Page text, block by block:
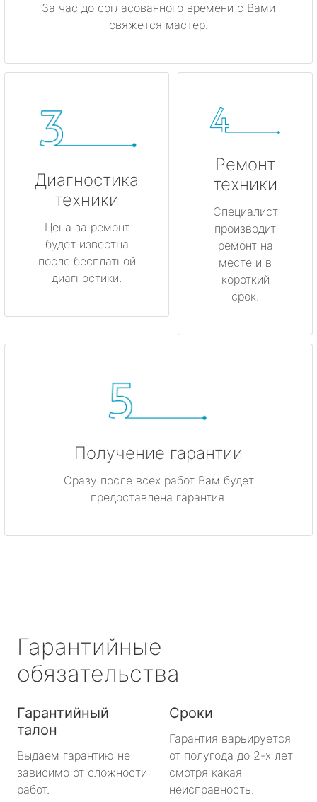
За час до согласованного времени с Вами
свяжется мастер.
Диагностика
техники
Цена за ремонт
будет известна
после бесплатной
диагностики.
Ремонт
техники
Специалист
производит
ремонт на
месте и в
короткий
срок.
Получение гарантии
Сразу после всех работ Вам будет
предоставлена гарантия.
Гарантийные
обязательства
Гарантийный
талон
Выдаем гарантию не
зависимо от сложности
работ.
Сроки
Гарантия варьируется
от полугода до 2-х лет
смотря какая
неисправность.